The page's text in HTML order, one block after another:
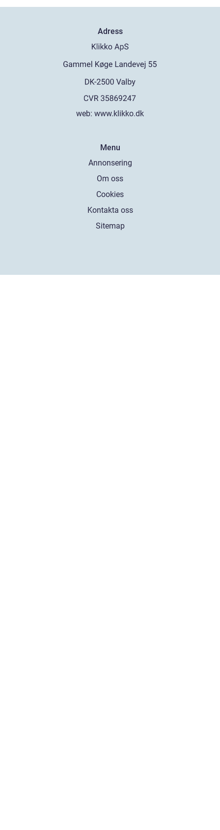
Adress
web: www.klikko.dk
Menu
Annonsering
Om oss
Cookies
Kontakta oss
Sitemap